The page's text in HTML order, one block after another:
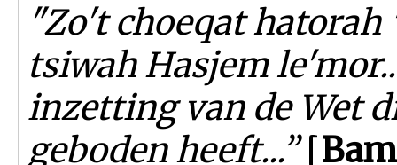
"Zo't choeqat hatorah
tsiwah Hasjem
inzetting van de Wet
geboden heeft...”[